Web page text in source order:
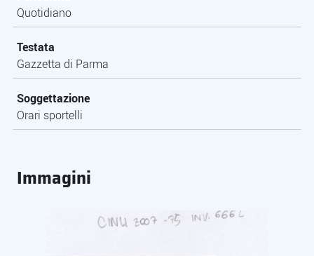
Quotidiano
Testata
Gazzetta di Parma
Soggettazione
Orari sportelli
Immagini